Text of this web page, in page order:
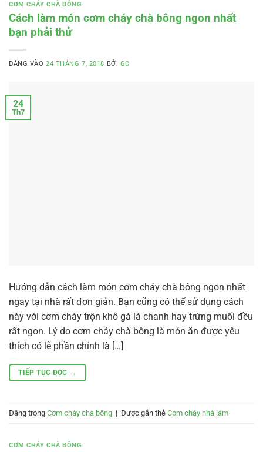
CƠM CHÁY CHÀ BÔNG
Cách làm món cơm cháy chà bông ngon nhất
bạn phải thử
ĐĂNG VÀO24 THÁNG 7, 2018 BỞI GC
24
Th7
Hướng dẫn cách làm món cơm cháy chà bông ngon nhất
ngay tại nhà rất đơn giản. Bạn cũng có thể sử dụng cách
này với cơm cháy trộn khô gà lá chanh hay trứng muối đều
rất ngon. Lý do cơm cháy chà bông là món ăn được yêu
thích có lẽ phần chính là […]
TIẾP TỤC ĐỌC →
Đăng trong Cơm cháy chà bông | Được gắn thẻ Cơm cháy nhà làm
CƠM CHÁY CHÀ BÔNG